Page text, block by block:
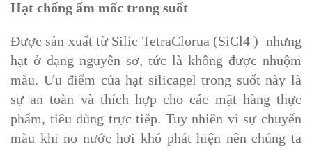
Hạt chống ẩm mốc trong suốt
Được sản xuất từ Silic TetraClorua (SiCl4 ) nhưng
hạt ở dạng nguyên sơ, tức là không được nhuộm
màu. Ưu điểm của hạt silicagel trong suốt này là
sự an toàn và thích hợp cho các mặt hàng thực
phẩm, tiêu dùng trực tiếp. Tuy nhiên vì sự chuyển
màu khi no nước hơi khó phát hiện nên chúng ta